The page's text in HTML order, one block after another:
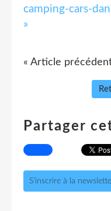
camping-cars-
»
« Article
Partager
S'inscrire à la